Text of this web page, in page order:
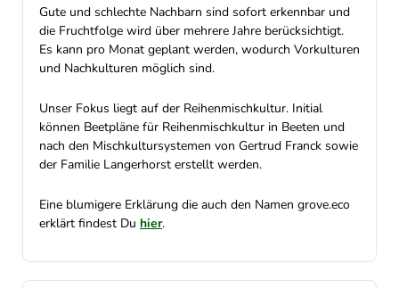
Gute und schlechte Nachbarn sind sofort erkennbar und
die Fruchtfolge wird über mehrere Jahre berücksichtigt.
Es kann pro Monat geplant werden, wodurch Vorkulturen
und Nachkulturen möglich sind.
Unser Fokus liegt auf der Reihenmischkultur. Initial
können Beetpläne für Reihenmischkultur in Beeten und
nach den Mischkultursystemen von Gertrud Franck sowie
der Familie Langerhorst erstellt werden.
Eine blumigere Erklärung die auch den Namen grove.eco
erklärt findest Du hier.